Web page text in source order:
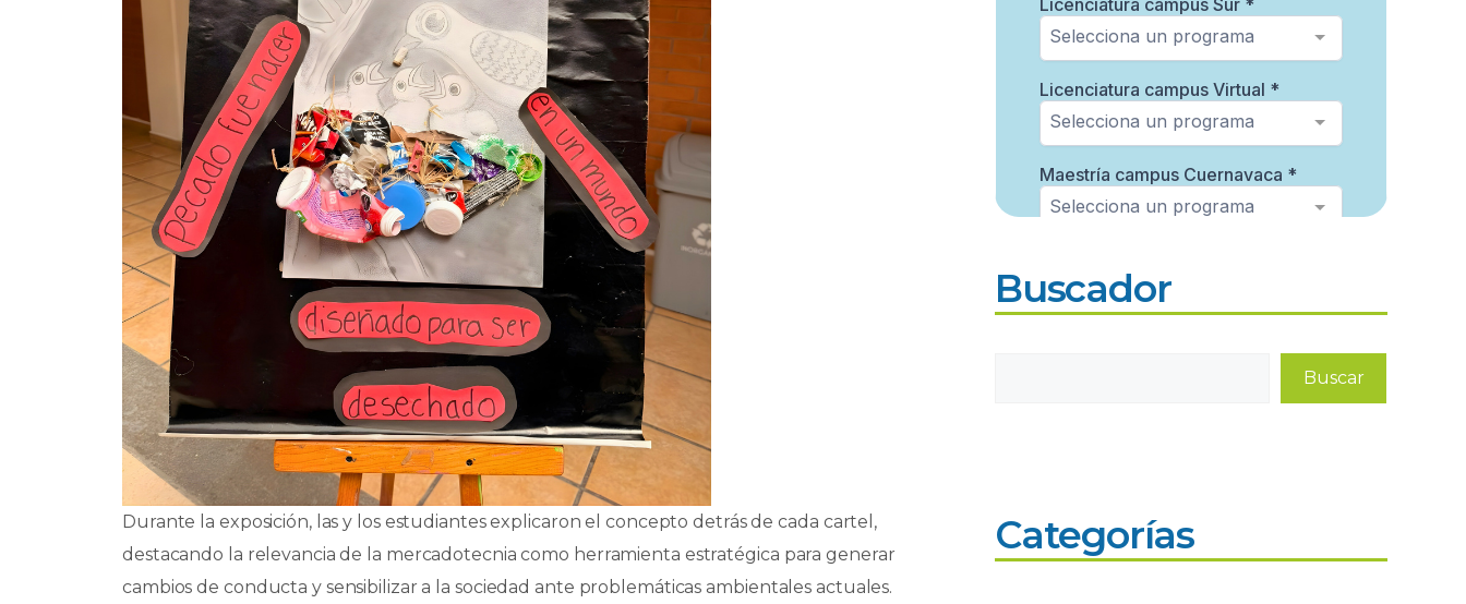
Durante la exposición, las y los estudiantes explicaron el concepto detrás de cada cartel,
destacando la relevancia de la mercadotecnia como herramienta estratégica para generar
cambios de conducta y sensibilizar a la sociedad ante problemáticas ambientales actuales.
Buscador
Buscar
Categorías